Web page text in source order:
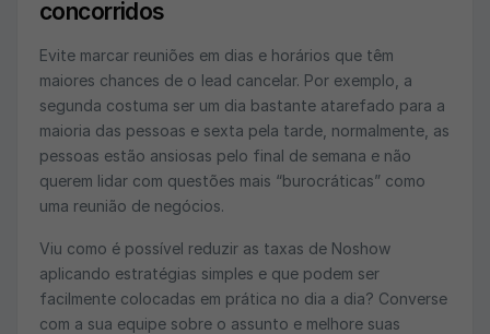
concorridos
Evite marcar reuniões em dias e horários que têm
maiores chances de o lead cancelar. Por exemplo, a
segunda costuma ser um dia bastante atarefado para a
maioria das pessoas e sexta pela tarde, normalmente, as
pessoas estão ansiosas pelo final de semana e não
querem lidar com questões mais “burocráticas” como
uma reunião de negócios.
Viu como é possível reduzir as taxas de Noshow
aplicando estratégias simples e que podem ser
facilmente colocadas em prática no dia a dia? Converse
com a sua equipe sobre o assunto e melhore suas